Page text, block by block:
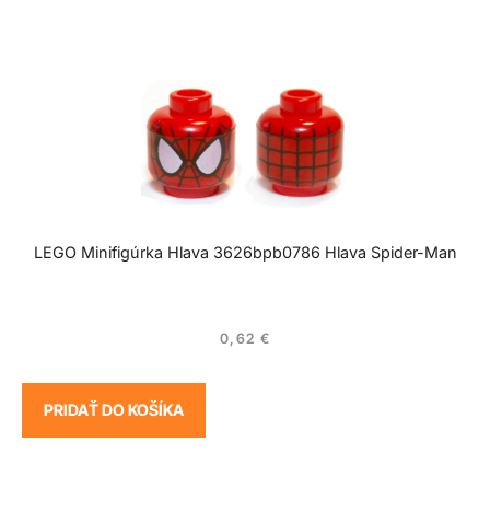
LEGO Minifigúrka Hlava 3626bpb0786 Hlava Spider-Man
0,62 €
PRIDAŤ DO KOŠÍKA